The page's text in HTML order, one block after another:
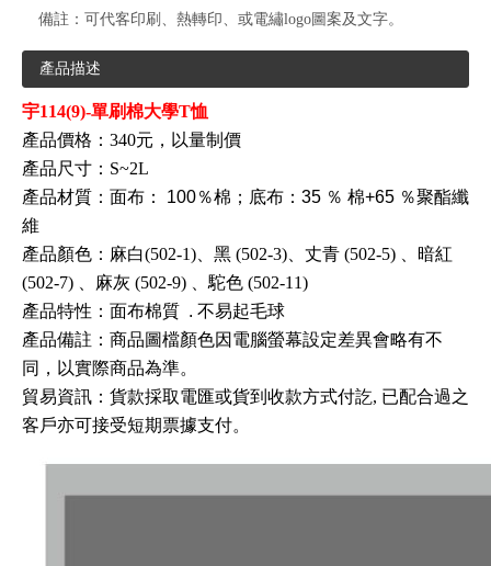
備註： 可代客印刷、熱轉印、或電繡logo圖案及文字。
產品描述
宇114(9)-單刷棉大學T恤
產品價格：340元，以量制價
產品尺寸：S~2L
產品材質：面布：
100％棉；底布：35 ％ 棉+65 ％聚酯纖
維
產品顏色：麻白(502-1)、黑 (502-3)、丈青 (502-5)
、暗紅
(502-7)
、麻灰 (502-9) 、駝色 (502-11)
產品特性：面布棉質 . 不易起毛球
產品備註：商品圖檔顏色因電腦螢幕設定差異會略有不
同，以實際商品為準。
貿易資訊 ： 貨款採取電匯或貨到收款方式付訖, 已配合過之
客戶亦可接受短期票據支付。